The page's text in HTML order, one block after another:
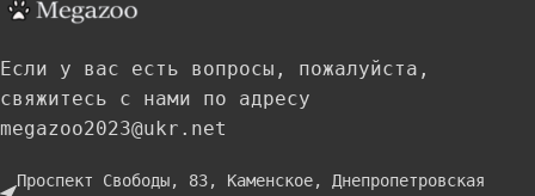
Если у вас есть вопросы, пожалуйста,
свяжитесь с нами по адресу
megazoo2023@ukr.net
Проспект Свободы, 83, Каменское, Днепропетровская